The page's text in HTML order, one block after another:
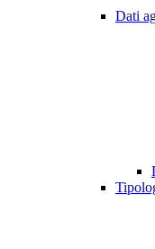
Dati